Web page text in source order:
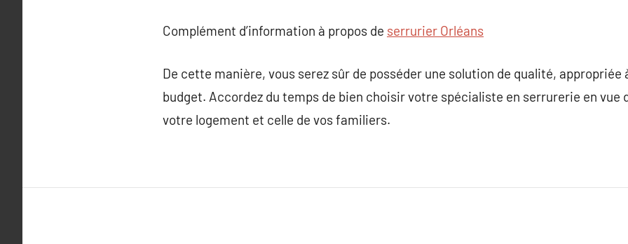
Complément d’information à propos de serrurier Orléans
De cette manière, vous serez sûr de posséder une solution de qualité, appropriée
budget. Accordez du temps de bien choisir votre spécialiste en serrurerie en vue
votre logement et celle de vos familiers.